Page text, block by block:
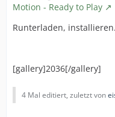
Motion - Ready to Play
Runterladen,
[gallery]2036[/gallery]
4 Mal editiert, zuletzt von